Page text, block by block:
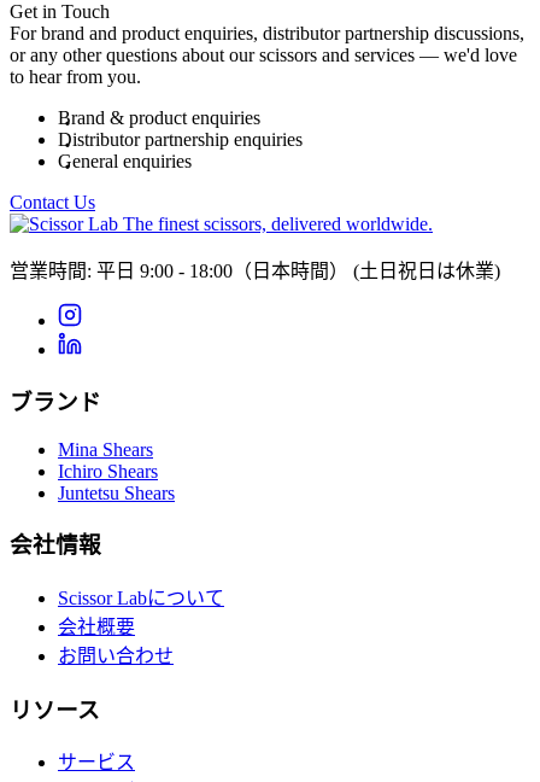
Get in Touch
For brand and product enquiries, distributor partnership discussions,
or any other questions about our scissors and services — we'd love
to hear from you.
Brand & product enquiries
Distributor partnership enquiries
General enquiries
Contact Us
The finest scissors, delivered worldwide.
営業時間: 平日 9:00 - 18:00（日本時間） (土日祝日は休業)
ブランド
Mina Shears
Ichiro Shears
Juntetsu Shears
会社情報
Scissor Labについて
会社概要
お問い合わせ
リソース
サービス